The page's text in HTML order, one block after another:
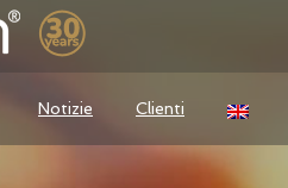
Notizie Clienti